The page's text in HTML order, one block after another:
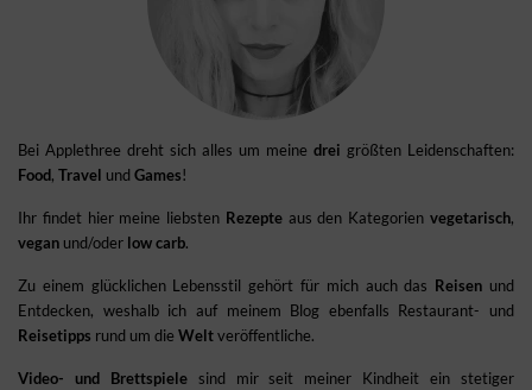
Bei Applethree dreht sich alles um meine drei größten Leidenschaften:
Food, Travel und Games!
Ihr findet hier meine liebsten Rezepteaus den Kategorienvegetarisch,
vegan und/oder low carb.
Zu einem glücklichen Lebensstil gehört für mich auch das Reisen und
Entdecken, weshalb ich auf meinem Blog ebenfalls Restaurant- und
Reisetipps rund um die Weltveröffentliche.
Video- und Brettspielesind mir seit meiner Kindheit ein stetiger